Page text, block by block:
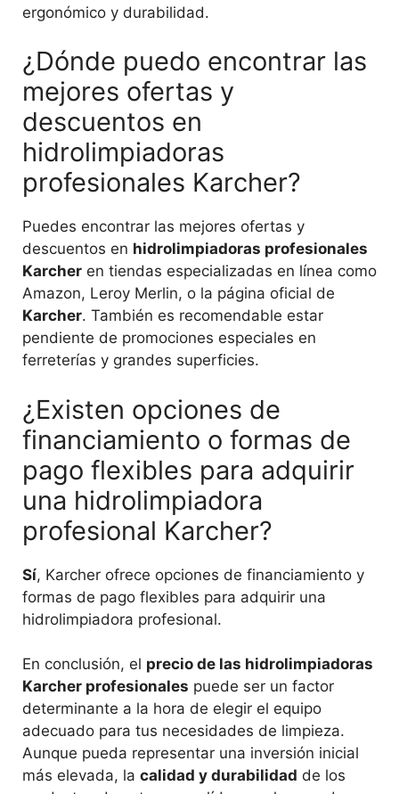
ergonómico y durabilidad.
¿Dónde puedo encontrar las
mejores ofertas y
descuentos en
hidrolimpiadoras
profesionales Karcher?
Puedes encontrar las mejores ofertas y
descuentos en hidrolimpiadoras profesionales
Karcher en tiendas especializadas en línea como
Amazon, Leroy Merlin, o la página oficial de
Karcher. También es recomendable estar
pendiente de promociones especiales en
ferreterías y grandes superficies.
¿Existen opciones de
financiamiento o formas de
pago flexibles para adquirir
una hidrolimpiadora
profesional Karcher?
Sí, Karcher ofrece opciones de financiamiento y
formas de pago flexibles para adquirir una
hidrolimpiadora profesional.
En conclusión, el precio de las hidrolimpiadoras
Karcher profesionales puede ser un factor
determinante a la hora de elegir el equipo
adecuado para tus necesidades de limpieza.
Aunque pueda representar una inversión inicial
más elevada, la calidad y durabilidad de los